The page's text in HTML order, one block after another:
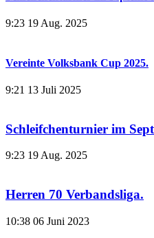
9:23 19 Aug. 2025
Vereinte Volksbank Cup 2025.
9:21 13 Juli 2025
Schleifchenturnier im
9:23 19 Aug. 2025
Herren 70 Verbandsliga.
10:38 06 Juni 2023